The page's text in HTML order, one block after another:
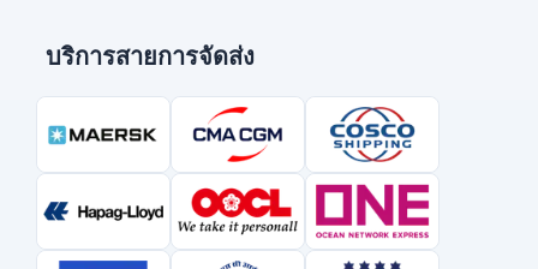
บริการสายการจัดส่ง